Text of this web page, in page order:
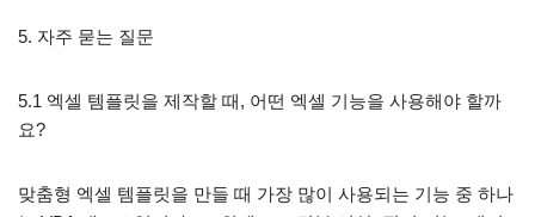
5. 자주 묻는 질문
5.1 엑셀 템플릿을 제작할 때, 어떤 엑셀 기능을 사용해야 할까
요?
맞춤형 엑셀 템플릿을 만들 때 가장 많이 사용되는 기능 중 하나